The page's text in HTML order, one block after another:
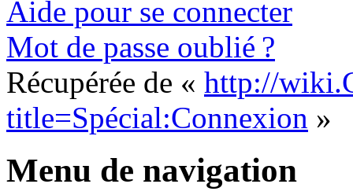
Aide pour se connecter
Mot de passe oublié ?
Récupérée de « http://
title=Spécial:Connexion »
Menu de navigation